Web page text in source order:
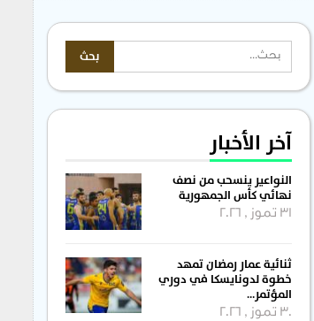
آخر الأخبار
النواعير ينسحب من نصف
نهائي كأس الجمهورية
31 تموز , 2026
ثنائية عمار رمضان تمهد
خطوة لدونايسكا في دوري
المؤتمر…
30 تموز , 2026